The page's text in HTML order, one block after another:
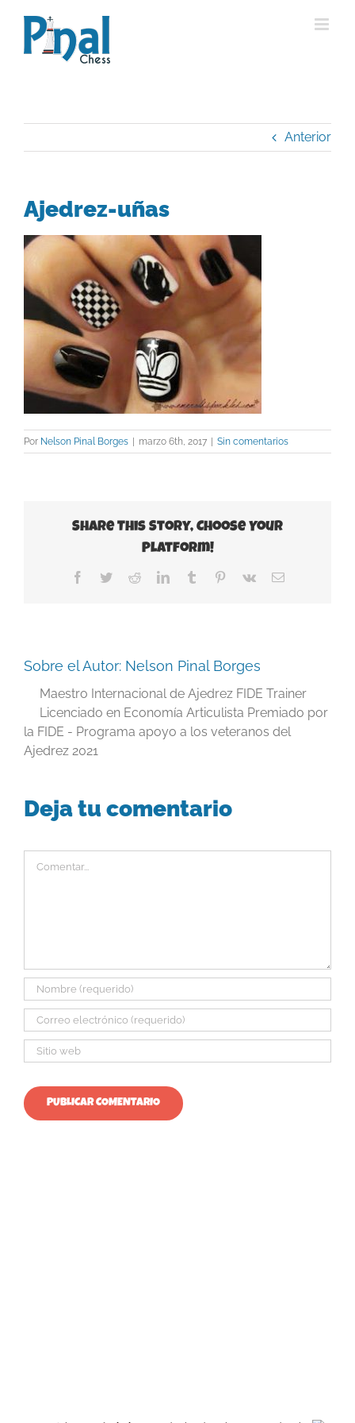
contenido
Anterior
Ajedrez-uñas
Por Nelson Pinal Borges | marzo 6th, 2017 | Sin comentarios
Share This Story, Choose Your
Platform!
Facebook
TwitterRedditLinkedInTumblr Pinterest
Vk
Correo
Sobre el Autor: Nelson Pinal Borges
Maestro Internacional de Ajedrez FIDE Trainer
Licenciado en Economía Articulista Premiado por
la FIDE - Programa apoyo a los veteranos del
Ajedrez 2021
Deja tu comentario